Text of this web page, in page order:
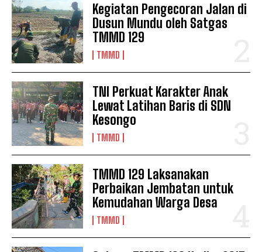
Kegiatan Pengecoran Jalan di
Dusun Mundu oleh Satgas
TMMD 129
TMMD
TNI Perkuat Karakter Anak
Lewat Latihan Baris di SDN
Kesongo
TMMD
TMMD 129 Laksanakan
Perbaikan Jembatan untuk
Kemudahan Warga Desa
TMMD